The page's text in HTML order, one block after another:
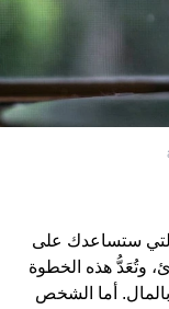
التي ستساعدك على
وتُعَدُّ هذه الخطوة
أما الشخص